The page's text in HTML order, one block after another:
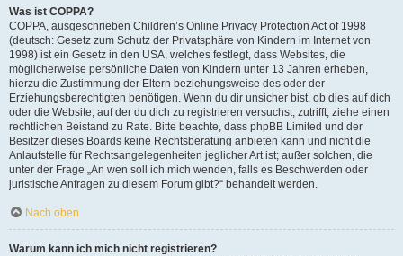
Was ist COPPA?
COPPA, ausgeschrieben Children’s Online Privacy Protection Act of 1998
(deutsch: Gesetz zum Schutz der Privatsphäre von Kindern im Internet von
1998) ist ein Gesetz in den USA, welches festlegt, dass Websites, die
möglicherweise persönliche Daten von Kindern unter 13 Jahren erheben,
hierzu die Zustimmung der Eltern beziehungsweise des oder der
Erziehungsberechtigten benötigen. Wenn du dir unsicher bist, ob dies auf dich
oder die Website, auf der du dich zu registrieren versuchst, zutrifft, ziehe einen
rechtlichen Beistand zu Rate. Bitte beachte, dass phpBB Limited und der
Besitzer dieses Boards keine Rechtsberatung anbieten kann und nicht die
Anlaufstelle für Rechtsangelegenheiten jeglicher Art ist; außer solchen, die
unter der Frage „An wen soll ich mich wenden, falls es Beschwerden oder
juristische Anfragen zu diesem Forum gibt?“ behandelt werden.
Nach oben
Warum kann ich mich nicht registrieren?